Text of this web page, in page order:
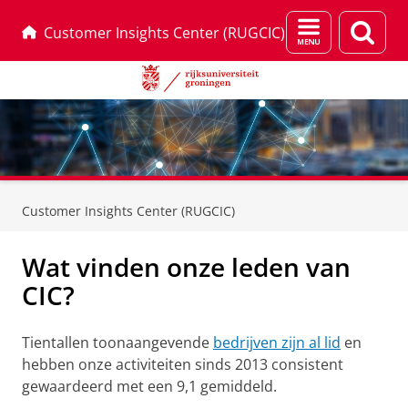
Customer Insights Center (RUGCIC)
Menu
en
Customer Insights Center (RUGCIC)
Wat vinden onze leden van
CIC?
Tientallen toonaangevende bedrijven zijn al lid en
hebben onze activiteiten sinds 2013 consistent
gewaardeerd met een 9,1 gemiddeld.